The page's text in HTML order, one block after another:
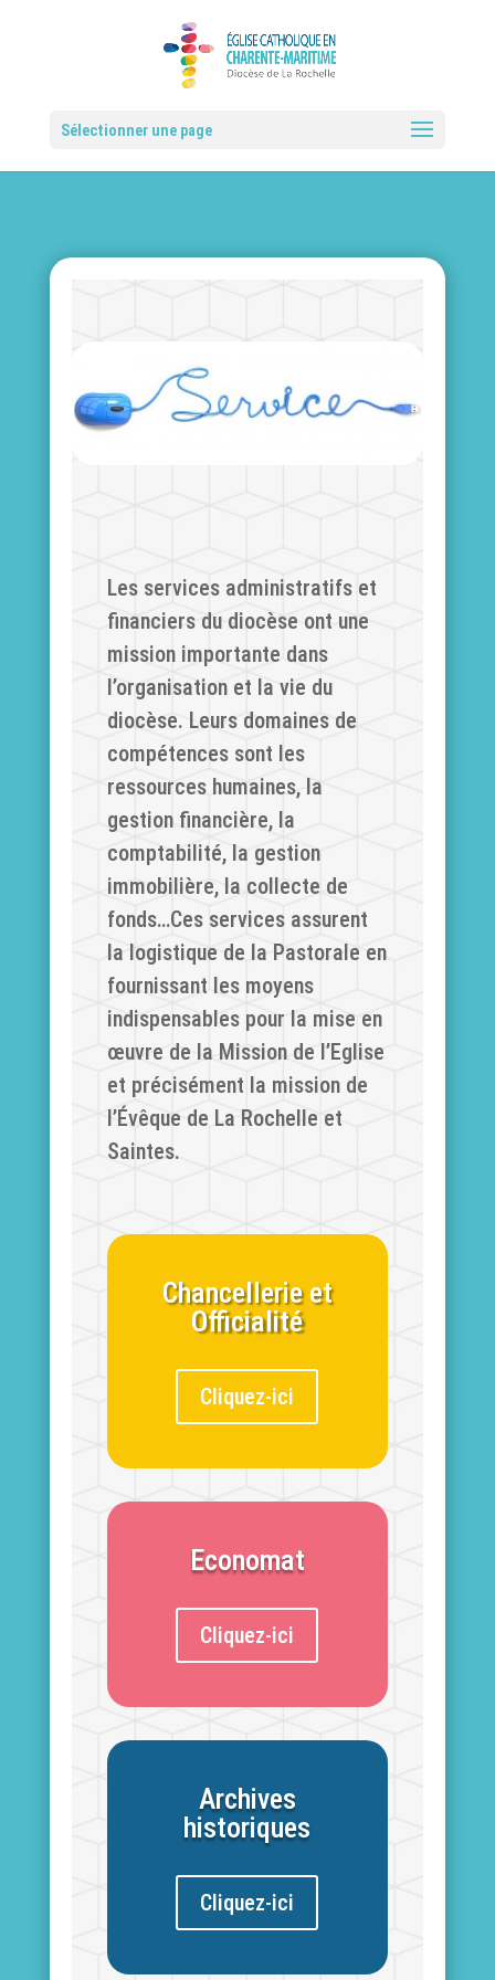
Sélectionner une page
Les services administratifs et
financiers du diocèse ont une
mission importante dans
l’organisation et la vie du
diocèse. Leurs domaines de
compétences sont les
ressources humaines, la
gestion financière, la
comptabilité, la gestion
immobilière, la collecte de
fonds…Ces services assurent
la logistique de la Pastorale en
fournissant les moyens
indispensables pour la mise en
œuvre de la Mission de l’Eglise
et précisément la mission de
l’Évêque de La Rochelle et
Saintes.
Chancellerie et
Officialité
Cliquez-ici
Economat
Cliquez-ici
Archives
historiques
Cliquez-ici